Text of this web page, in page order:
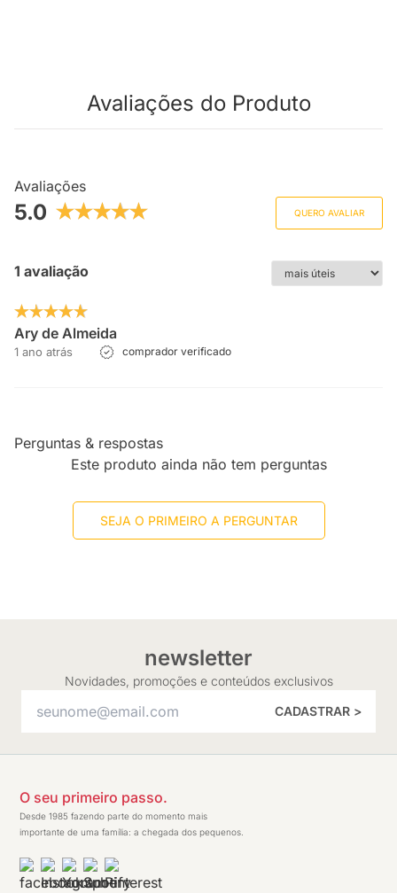
Avaliações do Produto
Avaliações
5.0 QUERO AVALIAR
1 avaliação
Ary de Almeida
1 ano atrás comprador verificado
Perguntas & respostas
Este produto ainda não tem perguntas
SEJA O PRIMEIRO A PERGUNTAR
newsletter
Novidades, promoções e conteúdos exclusivos
CADASTRAR >
O seu primeiro passo.
Desde 1985 fazendo parte do momento mais
importante de uma família: a chegada dos pequenos.